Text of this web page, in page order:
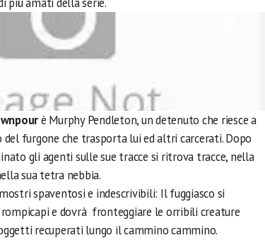
è Murphy Pendleton, un detenuto che riesce a
furgone che trasporta lui ed altri carcerati. Dopo
gli agenti sulle sue tracce si ritrova tracce, nella
sua tetra nebbia.
spaventosi e indescrivibili: Il fuggiasco si
e dovrà fronteggiare le orribili creature
recuperati lungo il cammino cammino.